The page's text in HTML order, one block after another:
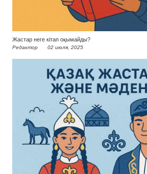
Жастар неге кітап оқымайды?
Редактор 02 июля, 2025